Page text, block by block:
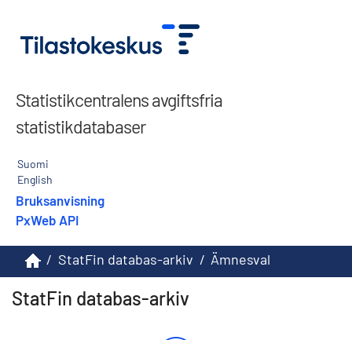
Statistikcentralens avgiftsfria
statistikdatabaser
Suomi
English
Bruksanvisning
PxWeb API
/ StatFin databas-arkiv / Ämnesval
StatFin databas-arkiv